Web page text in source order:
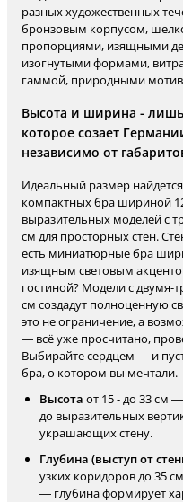
разных художественных
бронзовым корпусом,
пропорциями, изящными
изогнутыми формами,
гаммой, природными
Высота и ширина -
которое созает
независимо от
Идеальный размер
компактных бра шириной
выразительных моделей с
см для просторных стен.
есть миниатюрные бра
изящным световым
гостиной? Модели с
см создадут полноценную
это не ограничение, а
— всё уже просчитано,
Выбирайте сердцем — и
бра, о котором вы мечтали.
Высота от 15 - до 33 см
до выразительных
украшающих стену.
Глубина (выступ от
узких коридоров до 35
— глубина формирует